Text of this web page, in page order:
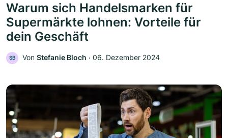
Warum sich Handelsmarken für
Supermärkte lohnen: Vorteile für
dein Geschäft
SB Von Stefanie Bloch ‧ 06. Dezember 2024